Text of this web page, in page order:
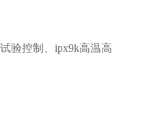
验控制、ipx9k高温高